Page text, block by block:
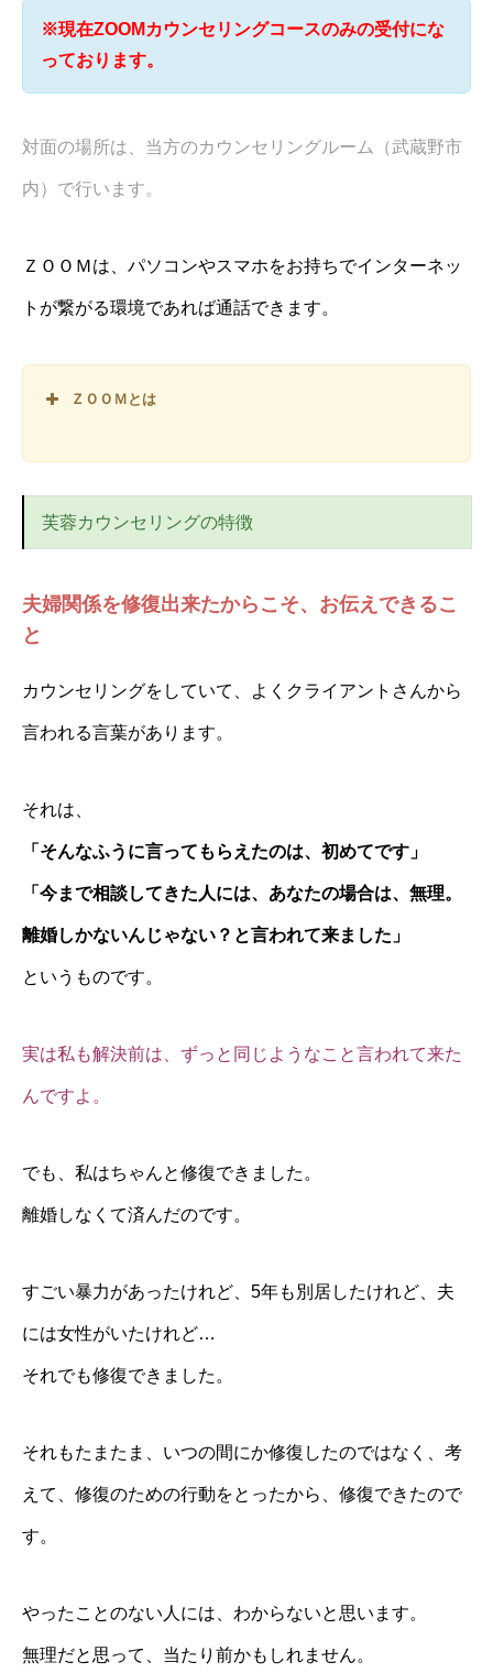
※現在ZOOMカウンセリングコースのみの受付にな
っております。
対面の場所は、当方のカウンセリングルーム（武蔵野市
内）で行います。
ＺＯＯＭは、パソコンやスマホをお持ちでインターネッ
トが繋がる環境であれば通話できます。
ＺＯＯＭとは
芙蓉カウンセリングの特徴
夫婦関係を修復出来たからこそ、お伝えできるこ
と
カウンセリングをしていて、よくクライアントさんから
言われる言葉があります。
それは、
「そんなふうに言ってもらえたのは、初めてです」
「今まで相談してきた人には、あなたの場合は、無理。
離婚しかないんじゃない？と言われて来ました」
というものです。
実は私も解決前は、ずっと同じようなこと言われて来た
んですよ。
でも、私はちゃんと修復できました。
離婚しなくて済んだのです。
すごい暴力があったけれど、5年も別居したけれど、夫
には女性がいたけれど…
それでも修復できました。
それもたまたま、いつの間にか修復したのではなく、考
えて、修復のための行動をとったから、修復できたので
す。
やったことのない人には、わからないと思います。
無理だと思って、当たり前かもしれません。